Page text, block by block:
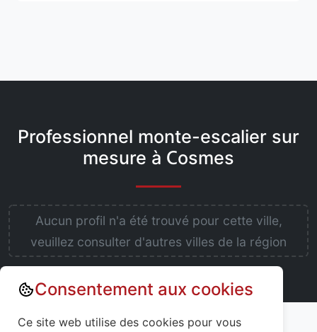
Professionnel monte-escalier sur
mesure à Cosmes
Aucun profil n'a été trouvé pour cette ville,
veuillez consulter d'autres villes de la région
Annuaire : Monte escalier
Mayenne (53)
Consentement aux cookies
Ce site web utilise des cookies pour vous